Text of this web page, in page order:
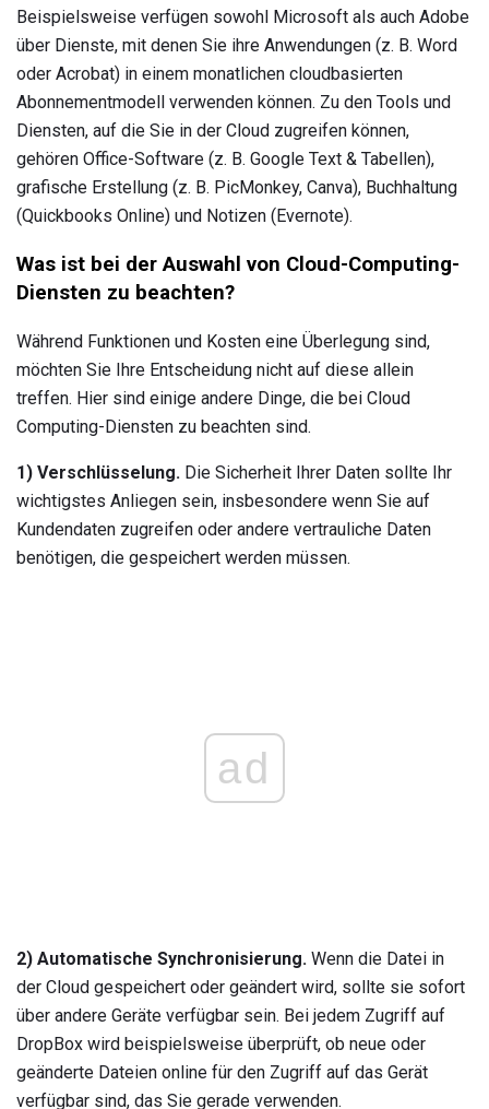
Beispielsweise verfügen sowohl Microsoft als auch Adobe
über Dienste, mit denen Sie ihre Anwendungen (z. B. Word
oder Acrobat) in einem monatlichen cloudbasierten
Abonnementmodell verwenden können. Zu den Tools und
Diensten, auf die Sie in der Cloud zugreifen können,
gehören Office-Software (z. B. Google Text & Tabellen),
grafische Erstellung (z. B. PicMonkey, Canva), Buchhaltung
(Quickbooks Online) und Notizen (Evernote).
Was ist bei der Auswahl von Cloud-Computing-
Diensten zu beachten?
Während Funktionen und Kosten eine Überlegung sind,
möchten Sie Ihre Entscheidung nicht auf diese allein
treffen. Hier sind einige andere Dinge, die bei Cloud
Computing-Diensten zu beachten sind.
1) Verschlüsselung. Die Sicherheit Ihrer Daten sollte Ihr
wichtigstes Anliegen sein, insbesondere wenn Sie auf
Kundendaten zugreifen oder andere vertrauliche Daten
benötigen, die gespeichert werden müssen.
ad
2) Automatische Synchronisierung. Wenn die Datei in
der Cloud gespeichert oder geändert wird, sollte sie sofort
über andere Geräte verfügbar sein. Bei jedem Zugriff auf
DropBox wird beispielsweise überprüft, ob neue oder
geänderte Dateien online für den Zugriff auf das Gerät
verfügbar sind, das Sie gerade verwenden.